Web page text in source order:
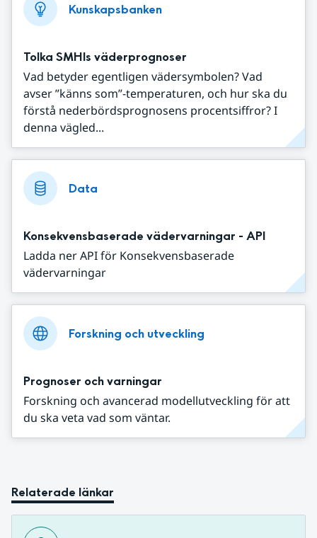
Kunskapsbanken
Tolka SMHIs väderprognoser
Vad betyder egentligen vädersymbolen? Vad
avser ”känns som”-temperaturen, och hur ska du
förstå nederbördsprognosens procentsiffror? I
denna vägled...
Data
Konsekvensbaserade vädervarningar - API
Ladda ner API för Konsekvensbaserade
vädervarningar
Forskning och utveckling
Prognoser och varningar
Forskning och avancerad modellutveckling för att
du ska veta vad som väntar.
Relaterade länkar